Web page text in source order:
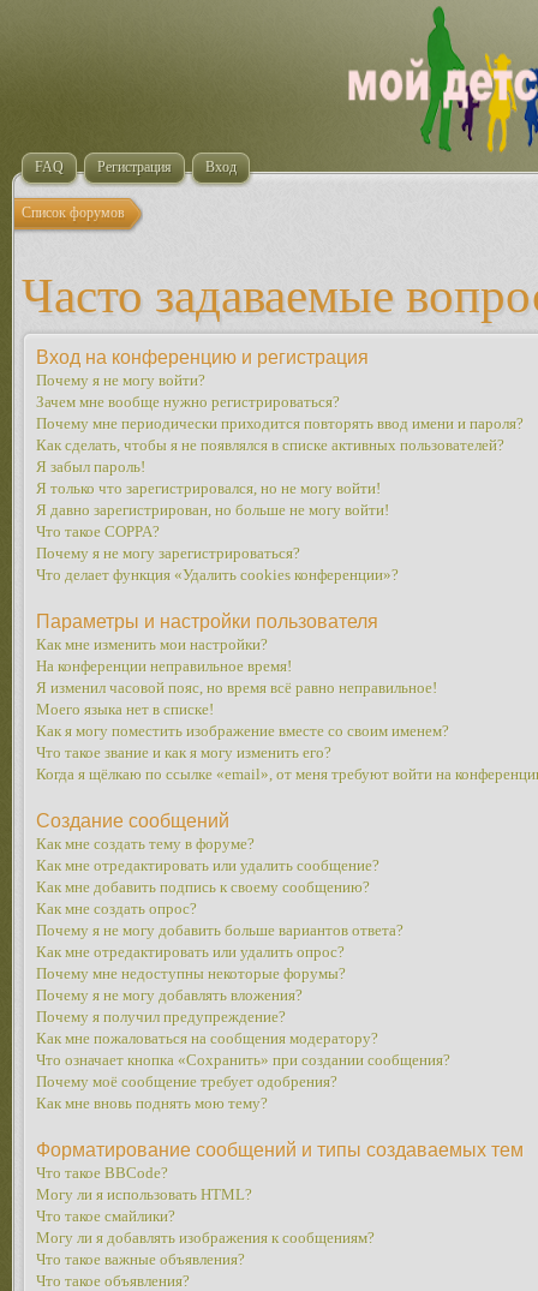
FAQ Регистрация Вход
Список форумов
Часто задаваемые
Вход на конференцию и регистрация
Почему я не могу войти?
Зачем мне вообще нужно регистрироваться?
Почему мне периодически приходится повторять ввод имени и пароля?
Как сделать, чтобы я не появлялся в списке активных пользователей?
Я забыл пароль!
Я только что зарегистрировался, но не могу войти!
Я давно зарегистрирован, но больше не могу войти!
Что такое COPPA?
Почему я не могу зарегистрироваться?
Что делает функция «Удалить cookies конференции»?
Параметры и настройки пользователя
Как мне изменить мои настройки?
На конференции неправильное время!
Я изменил часовой пояс, но время всё равно неправильное!
Моего языка нет в списке!
Как я могу поместить изображение вместе со своим именем?
Что такое звание и как я могу изменить его?
Когда я щёлкаю по ссылке «email», от меня требуют войти на
Создание сообщений
Как мне создать тему в форуме?
Как мне отредактировать или удалить сообщение?
Как мне добавить подпись к своему сообщению?
Как мне создать опрос?
Почему я не могу добавить больше вариантов ответа?
Как мне отредактировать или удалить опрос?
Почему мне недоступны некоторые форумы?
Почему я не могу добавлять вложения?
Почему я получил предупреждение?
Как мне пожаловаться на сообщения модератору?
Что означает кнопка «Сохранить» при создании сообщения?
Почему моё сообщение требует одобрения?
Как мне вновь поднять мою тему?
Форматирование сообщений и типы создаваемых тем
Что такое BBCode?
Могу ли я использовать HTML?
Что такое смайлики?
Могу ли я добавлять изображения к сообщениям?
Что такое важные объявления?
Что такое объявления?